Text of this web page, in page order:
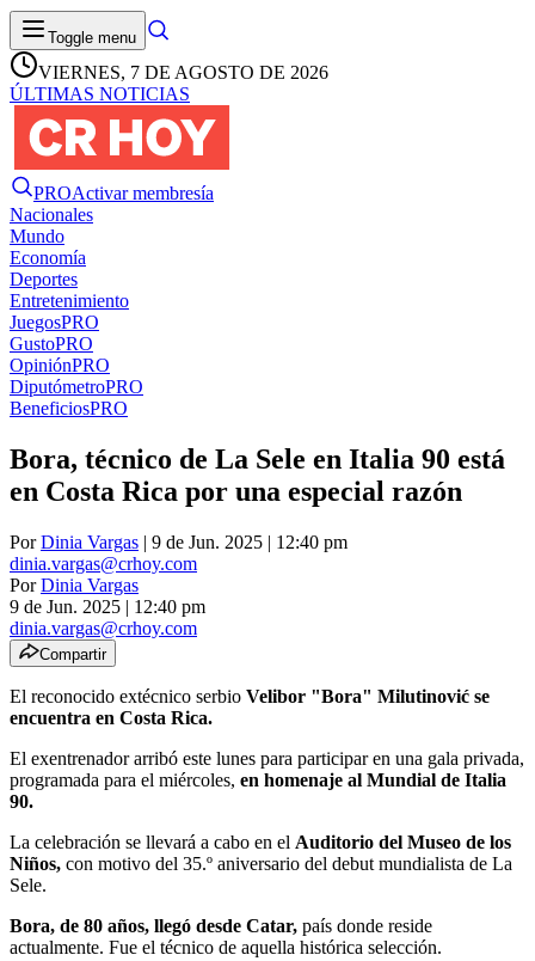
Toggle menu
VIERNES, 7 DE AGOSTO DE 2026
ÚLTIMAS NOTICIAS
PROActivar membresía
Nacionales
Mundo
Economía
Deportes
Entretenimiento
JuegosPRO
GustoPRO
OpiniónPRO
DiputómetroPRO
BeneficiosPRO
Bora, técnico de La Sele en Italia 90 está
en Costa Rica por una especial razón
PorDinia Vargas | 9 de Jun. 2025 | 12:40 pm
dinia.vargas@crhoy.com
PorDinia Vargas
9 de Jun. 2025 | 12:40 pm
dinia.vargas@crhoy.com
Compartir
El reconocido extécnico serbio Velibor "Bora" Milutinović se
encuentra en Costa Rica.
El exentrenador arribó este lunes para participar en una gala privada,
programada para el miércoles, en homenaje al Mundial de Italia
90.
La celebración se llevará a cabo en el Auditorio del Museo de los
Niños, con motivo del 35.º aniversario del debut mundialista de La
Sele.
Bora, de 80 años, llegó desde Catar, país donde reside
actualmente. Fue el técnico de aquella histórica selección.